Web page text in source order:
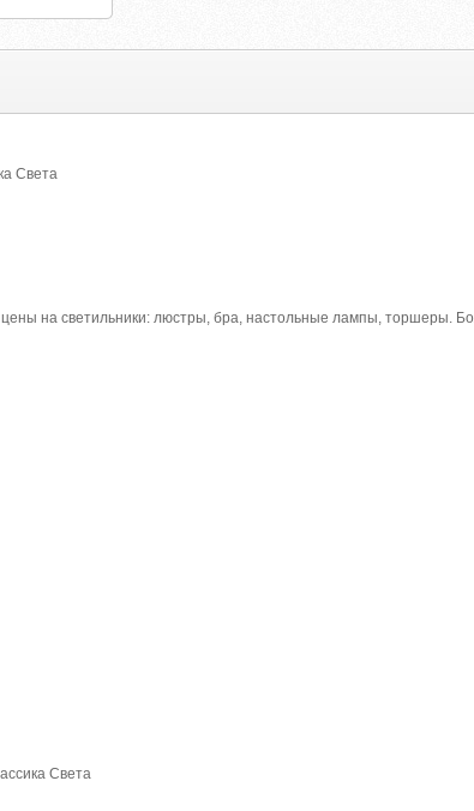
Света
цены на светильники: люстры, бра, настольные лампы, торшеры.
Света